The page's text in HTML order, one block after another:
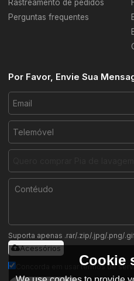
Rastreamento de pedidos
Perguntas frequentes
Por Favor, Envie Sua
Suporta apenas .rar/.zip/.jpg/.png/
Acessórios
Concorda em usar termos de
Cookie